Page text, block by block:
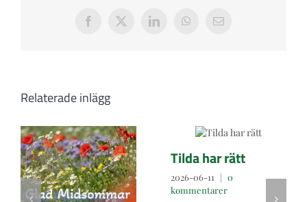
Facebook
X LinkedInWhatsApp
E-
Relaterade inlägg
Tilda har rätt
2026-06-11 | 0
kommentarer